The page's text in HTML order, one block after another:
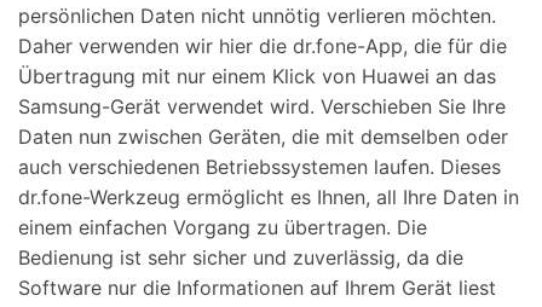
persönlichen Daten nicht unnötig verlieren möchten.
Daher verwenden wir hier die dr.fone-App, die für die
Übertragung mit nur einem Klick von Huawei an das
Samsung-Gerät verwendet wird. Verschieben Sie Ihre
Daten nun zwischen Geräten, die mit demselben oder
auch verschiedenen Betriebssystemen laufen. Dieses
dr.fone-Werkzeug ermöglicht es Ihnen, all Ihre Daten in
einem einfachen Vorgang zu übertragen. Die
Bedienung ist sehr sicher und zuverlässig, da die
Software nur die Informationen auf Ihrem Gerät liest